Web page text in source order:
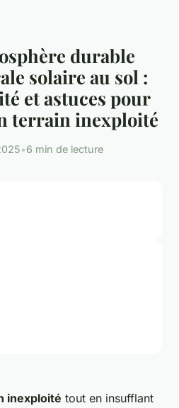
durable
solaire au sol :
et astuces pour
terrain inexploité
•6 min de lecture
inexploité tout en insufflant